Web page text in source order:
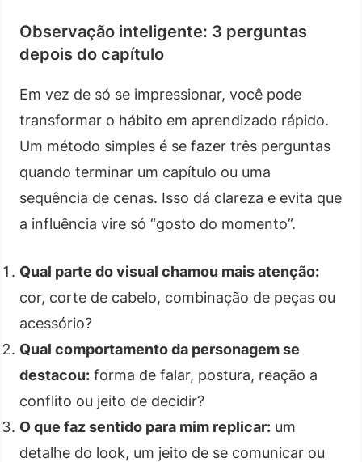
Observação inteligente: 3 perguntas
depois do capítulo
Em vez de só se impressionar, você pode
transformar o hábito em aprendizado rápido.
Um método simples é se fazer três perguntas
quando terminar um capítulo ou uma
sequência de cenas. Isso dá clareza e evita que
a influência vire só “gosto do momento”.
Qual parte do visual chamou mais atenção:
cor, corte de cabelo, combinação de peças ou
acessório?
Qual comportamento da personagem se
destacou: forma de falar, postura, reação a
conflito ou jeito de decidir?
O que faz sentido para mim replicar: um
detalhe do look, um jeito de se comunicar ou